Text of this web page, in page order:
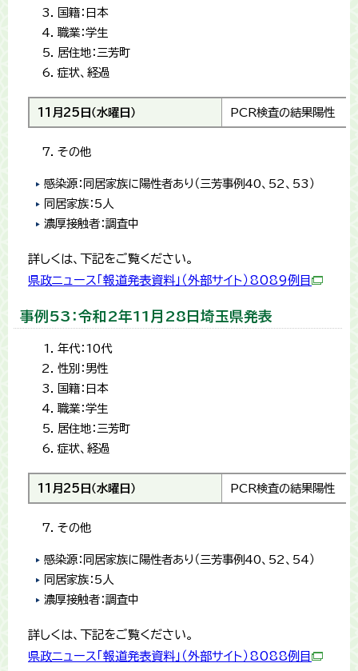
国籍：日本
職業：学生
居住地：三芳町
症状、経過
11月25日（水曜日） PCR検査の結果陽性
その他
感染源：同居家族に陽性者あり（三芳事例40、52、53）
同居家族：5人
濃厚接触者：調査中
詳しくは、下記をご覧ください。
県政ニュース「報道発表資料」（外部サイト）8089例目
事例53：令和2年11月28日埼玉県発表
年代：10代
性別：男性
国籍：日本
職業：学生
居住地：三芳町
症状、経過
11月25日（水曜日） PCR検査の結果陽性
その他
感染源：同居家族に陽性者あり（三芳事例40、52、54）
同居家族：5人
濃厚接触者：調査中
詳しくは、下記をご覧ください。
県政ニュース「報道発表資料」（外部サイト）8088例目